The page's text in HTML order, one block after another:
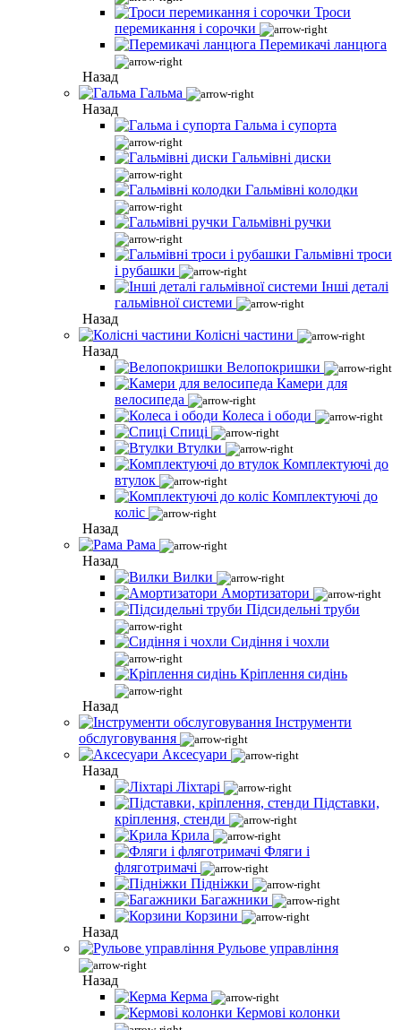
Троси
перемикання і сорочки
Перемикачі ланцюга
Назад
Гальма
Назад
Гальма і супорта
Гальмівні диски
Гальмівні колодки
Гальмівні ручки
Гальмівні троси
і рубашки
Інші деталі
гальмівної системи
Назад
Колісні частини
Назад
Велопокришки
Камери для
велосипеда
Колеса і ободи
Спиці
Втулки
Комплектуючі до
втулок
Комплектуючі до
коліс
Назад
Рама
Назад
Вилки
Амортизатори
Підсидельні труби
Сидіння і чохли
Кріплення сидінь
Назад
Інструменти
обслуговування
Аксесуари
Назад
Ліхтарі
Підставки,
кріплення, стенди
Крила
Фляги і
фляготримачі
Підніжки
Багажники
Корзини
Назад
Рульове управління
Назад
Керма
Кермові колонки